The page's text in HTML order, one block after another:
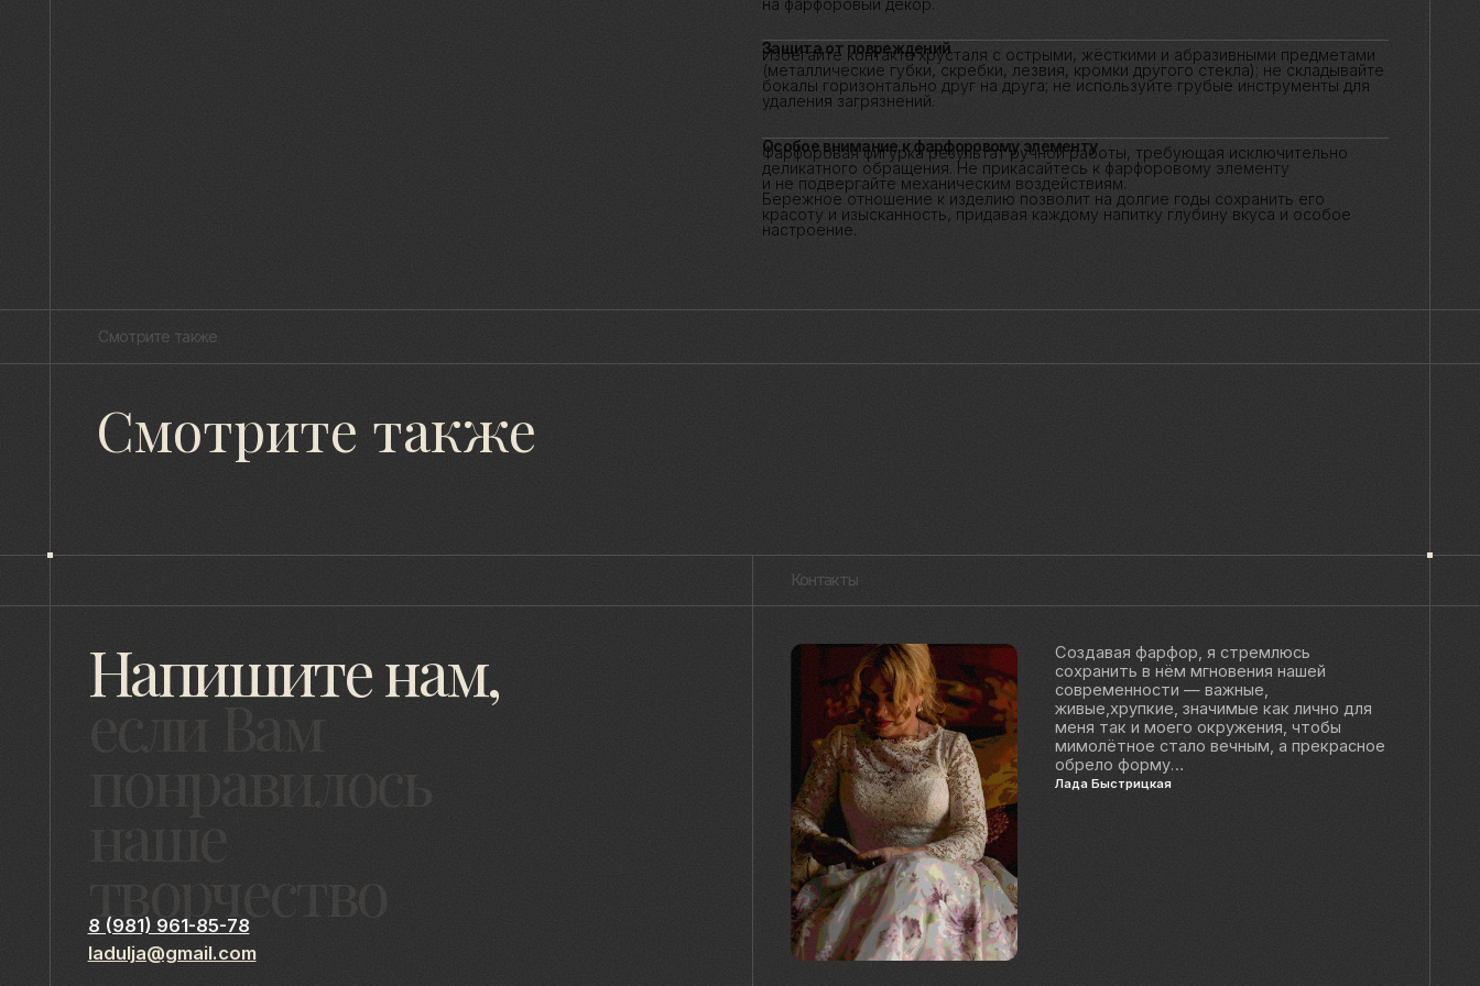
Защита от повреждений
Избегайте контакта хрусталя с острыми, жёсткими и абразивными предметами
(металлические губки, скребки, лезвия, кромки другого стекла); не складывайте
бокалы горизонтально друг на друга; не используйте грубые инструменты для
удаления загрязнений.
Особое внимание к фарфоровому элементу
Фарфоровая фигурка результат ручной работы, требующая исключительно
деликатного обращения. Не прикасайтесь к фарфоровому элементу
и не подвергайте механическим воздействиям.
Бережное отношение к изделию позволит на долгие годы сохранить его
красоту и изысканность, придавая каждому напитку глубину вкуса и особое
настроение.
Смотрите также
Смотрите также
если Вам
понравилось
наше
творчество
8 (981) 961-85-78
ladulja@gmail.com
мимолётное стало вечным, а прекрасное
Публичная оферта
Пользовательское соглашение